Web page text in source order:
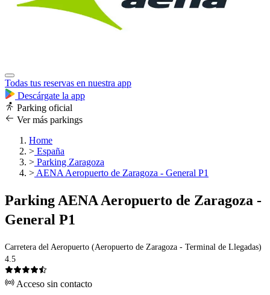
Todas tus reservas en nuestra app
Descárgate la app
Parking oficial
Ver más parkings
Home
> España
> Parking Zaragoza
> AENA Aeropuerto de Zaragoza - General P1
Parking AENA Aeropuerto de Zaragoza -
General P1
Carretera del Aeropuerto (Aeropuerto de Zaragoza - Terminal de Llegadas)
4.5
Acceso sin contacto